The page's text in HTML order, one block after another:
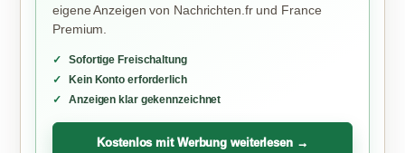
eigene Anzeigen von Nachrichten.fr und France
Premium.
Sofortige Freischaltung
Kein Konto erforderlich
Anzeigen klar gekennzeichnet
Kostenlos mit Werbung weiterlesen →